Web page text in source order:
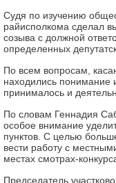
Судя по изучению
райисполкома сделал
созыва с должной
определенных
По всем вопросам,
находились понимание
принималось и
По словам Геннадия
особое внимание
пунктов. С целью
вести работу с
местах смотрах-
Председатель